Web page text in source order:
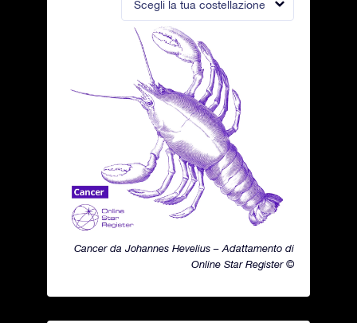
Scegli la tua costellazione
Cancer da Johannes Hevelius – Adattamento di
Online Star Register ©